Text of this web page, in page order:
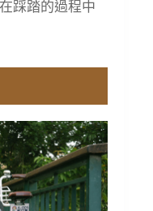
踩踏的過程中